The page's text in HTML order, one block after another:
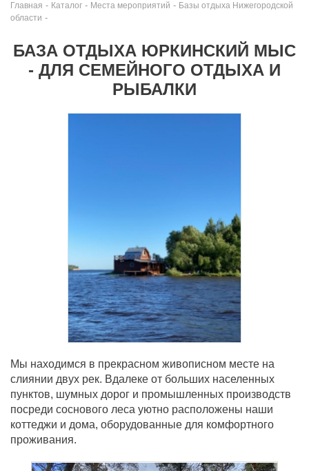
Главная - Каталог - Места мероприятий - Базы отдыха Нижегородской
области -
БАЗА ОТДЫХА ЮРКИНСКИЙ МЫС
- ДЛЯ СЕМЕЙНОГО ОТДЫХА И
РЫБАЛКИ
Мы находимся в прекрасном живописном месте на
слиянии двух рек. Вдалеке от больших населенных
пунктов, шумных дорог и промышленных производств
посреди соснового леса уютно расположены наши
коттеджи и дома, оборудованные для комфортного
проживания.